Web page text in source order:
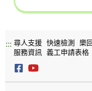
::: 尋人支援 快速檢測 樂
服務資訊
義工申請表格